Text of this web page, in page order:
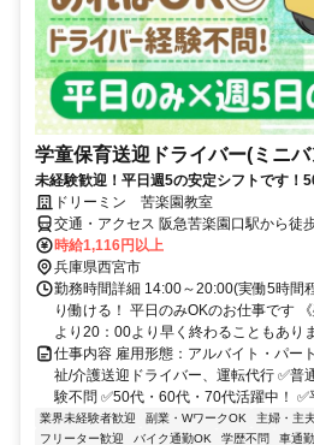
学童保育送迎ドライバー(ミニバ
未経験歓迎！平日週5の安定シフトです！
ドリーミン 苦楽園教室
交通・アクセス 阪急苦楽園口駅から徒
時給1,116円以上
兵庫県西宮市
勤務時間詳細 14:00～20:00(実働5時間
り働ける！ 平日のみOKのお仕事です
より20：00より早く終わることもありま
仕事内容 雇用形態：アルバイト・パー
祉/介護送迎ドライバー、運転代行 ✅普
験不問 ✅50代・60代・70代活躍中！ ✅
業界未経験者歓迎 副業・WワークOK 主婦・主
フリーター歓迎
バイク通勤OK 学歴不問 車通